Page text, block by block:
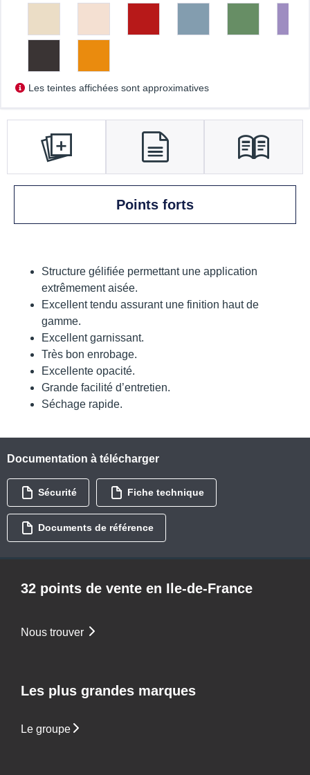
Les teintes affichées sont approximatives
Points forts
Structure géliﬁée permettant une application
extrêmement aisée.
Excellent tendu assurant une finition haut de
gamme.
Excellent garnissant.
Très bon enrobage.
Excellente opacité.
Grande facilité d’entretien.
Séchage rapide.
Documentation à télécharger
Sécurité Fiche technique
Documents de référence
32 points de vente en Ile-de-France
Nous trouver
Les plus grandes marques
Le groupe